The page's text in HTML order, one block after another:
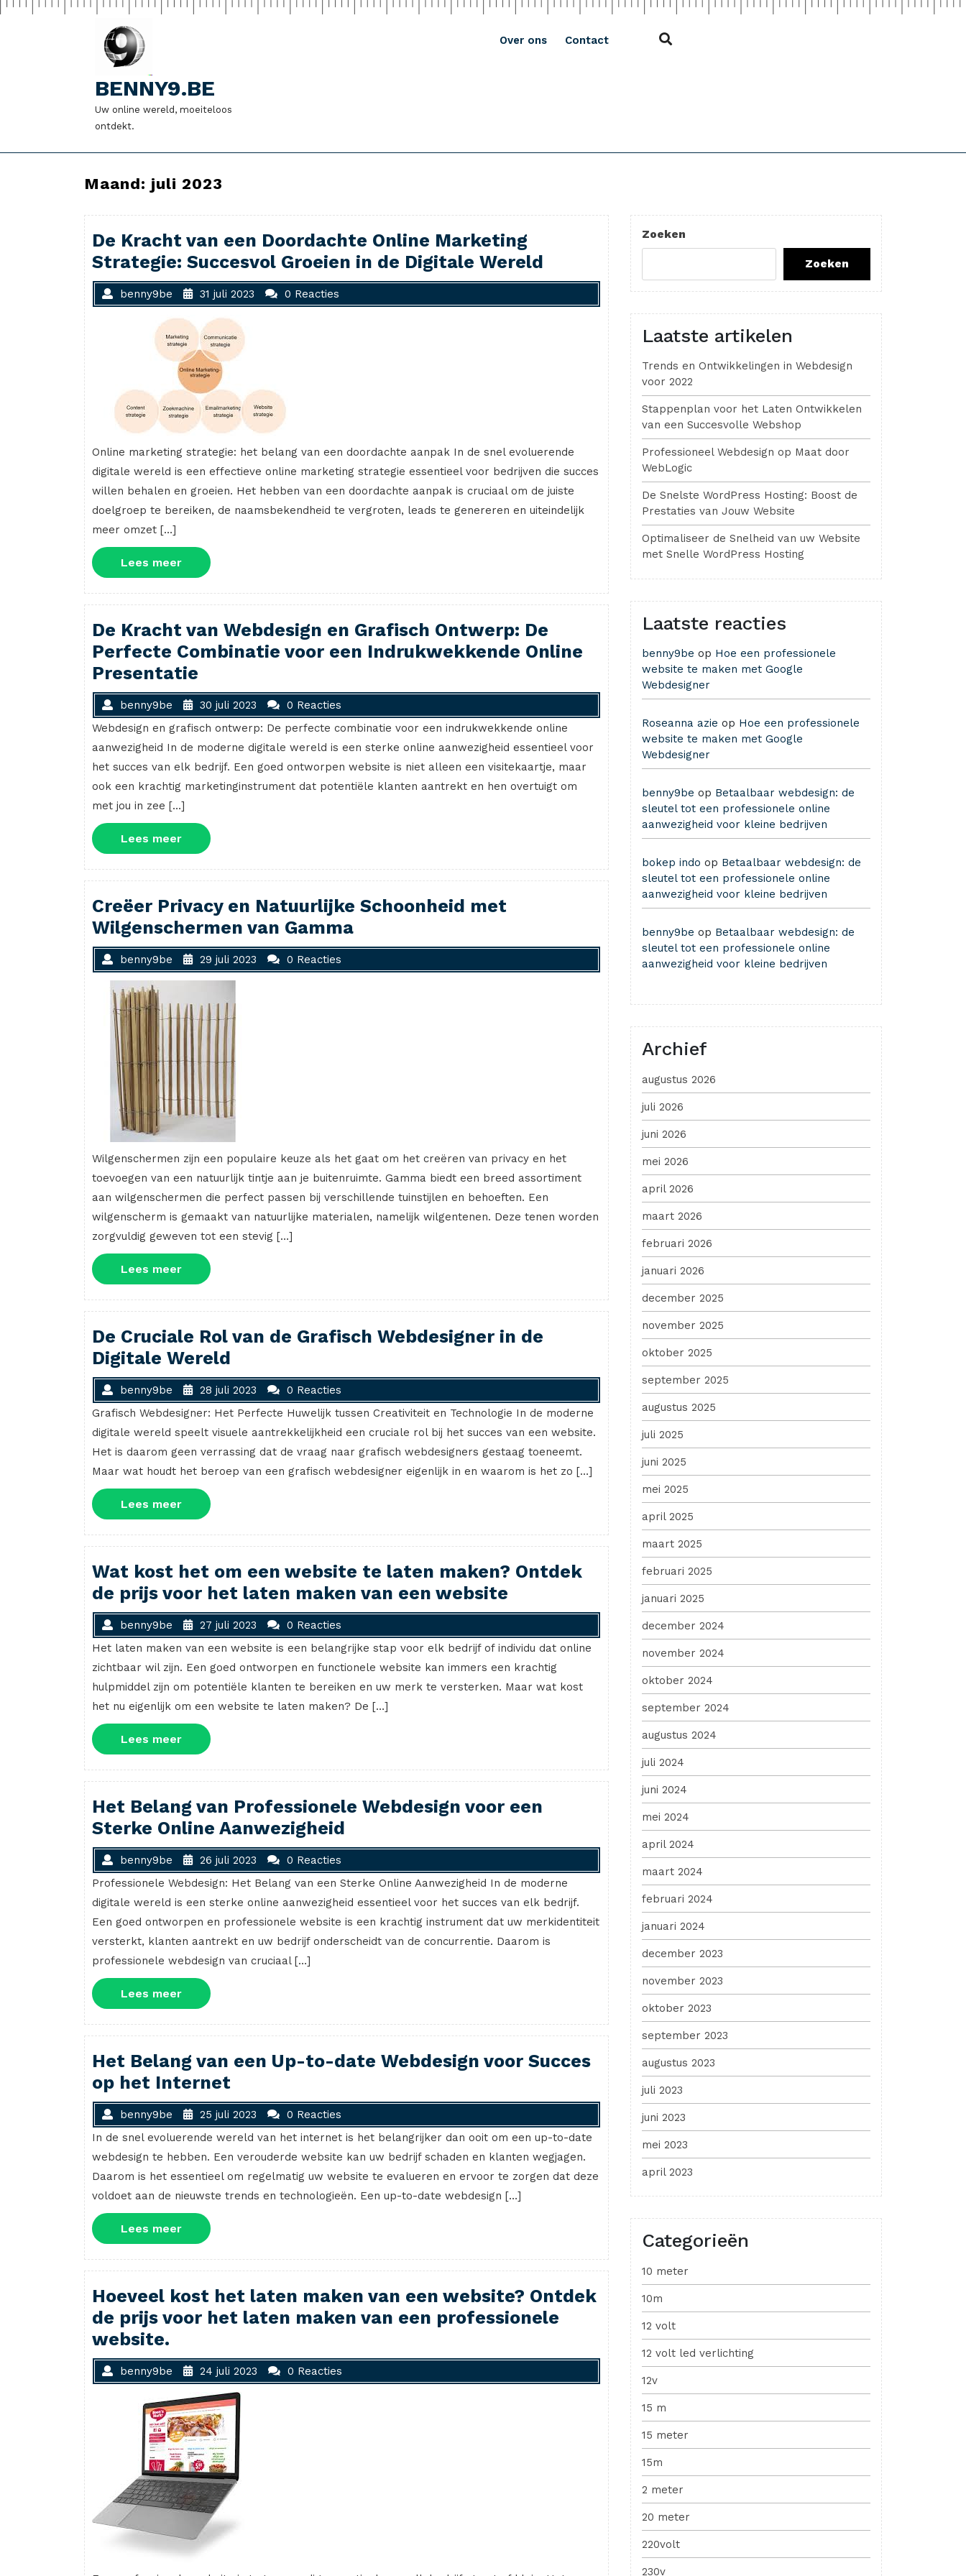
Naar
BENNY9.BE
Uw online wereld, moeiteloos
ontdekt.
Over ons Contact
Maand: juli 2023
De Kracht van een Doordachte Online Marketing
Strategie: Succesvol Groeien in de Digitale Wereld
benny9be 31 juli 2023 0 Reacties
Online marketing strategie: het belang van een doordachte aanpak In de snel evoluerende
digitale wereld is een effectieve online marketing strategie essentieel voor bedrijven die succes
willen behalen en groeien. Het hebben van een doordachte aanpak is cruciaal om de juiste
doelgroep te bereiken, de naamsbekendheid te vergroten, leads te genereren en uiteindelijk
meer omzet […]
Lees meerLees
meer
De Kracht van Webdesign en Grafisch Ontwerp: De
Perfecte Combinatie voor een Indrukwekkende Online
Presentatie
benny9be 30 juli 2023
0 Reacties
Webdesign en grafisch ontwerp: De perfecte combinatie voor een indrukwekkende online
aanwezigheid In de moderne digitale wereld is een sterke online aanwezigheid essentieel voor
het succes van elk bedrijf. Een goed ontworpen website is niet alleen een visitekaartje, maar
ook een krachtig marketinginstrument dat potentiële klanten aantrekt en hen overtuigt om
met jou in zee […]
Lees meerLees
meer
Creëer Privacy en Natuurlijke Schoonheid met
Wilgenschermen van Gamma
benny9be 29 juli 2023 0 Reacties
Wilgenschermen zijn een populaire keuze als het gaat om het creëren van privacy en het
toevoegen van een natuurlijk tintje aan je buitenruimte. Gamma biedt een breed assortiment
aan wilgenschermen die perfect passen bij verschillende tuinstijlen en behoeften. Een
wilgenscherm is gemaakt van natuurlijke materialen, namelijk wilgentenen. Deze tenen worden
zorgvuldig geweven tot een stevig […]
Lees meerLees
meer
De Cruciale Rol van de Grafisch Webdesigner in de
Digitale Wereld
benny9be 28 juli 2023
0 Reacties
Grafisch Webdesigner: Het Perfecte Huwelijk tussen Creativiteit en Technologie In de moderne
digitale wereld speelt visuele aantrekkelijkheid een cruciale rol bij het succes van een website.
Het is daarom geen verrassing dat de vraag naar grafisch webdesigners gestaag toeneemt.
Maar wat houdt het beroep van een grafisch webdesigner eigenlijk in en waarom is het zo […]
Lees meerLees
meer
Wat kost het om een website te laten maken? Ontdek
de prijs voor het laten maken van een website
benny9be 27 juli 2023
0 Reacties
Het laten maken van een website is een belangrijke stap voor elk bedrijf of individu dat online
zichtbaar wil zijn. Een goed ontworpen en functionele website kan immers een krachtig
hulpmiddel zijn om potentiële klanten te bereiken en uw merk te versterken. Maar wat kost
het nu eigenlijk om een website te laten maken? De […]
Lees meerLees
meer
Het Belang van Professionele Webdesign voor een
Sterke Online Aanwezigheid
benny9be 26 juli 2023
0 Reacties
Professionele Webdesign: Het Belang van een Sterke Online Aanwezigheid In de moderne
digitale wereld is een sterke online aanwezigheid essentieel voor het succes van elk bedrijf.
Een goed ontworpen en professionele website is een krachtig instrument dat uw merkidentiteit
versterkt, klanten aantrekt en uw bedrijf onderscheidt van de concurrentie. Daarom is
professionele webdesign van cruciaal […]
Lees meerLees
meer
Het Belang van een Up-to-date Webdesign voor Succes
op het Internet
benny9be 25 juli 2023
0 Reacties
In de snel evoluerende wereld van het internet is het belangrijker dan ooit om een ​​up-to-date
webdesign te hebben. Een verouderde website kan uw bedrijf schaden en klanten wegjagen.
Daarom is het essentieel om regelmatig uw website te evalueren en ervoor te zorgen dat deze
voldoet aan de nieuwste trends en technologieën. Een up-to-date webdesign […]
Lees meerLees
meer
Hoeveel kost het laten maken van een website? Ontdek
de prijs voor het laten maken van een professionele
website.
benny9be 24 juli 2023 0 Reacties
Zoeken
Zoeken
Laatste artikelen
Trends en Ontwikkelingen in Webdesign
voor 2022
Stappenplan voor het Laten Ontwikkelen
van een Succesvolle Webshop
Professioneel Webdesign op Maat door
WebLogic
De Snelste WordPress Hosting: Boost de
Prestaties van Jouw Website
Optimaliseer de Snelheid van uw Website
met Snelle WordPress Hosting
Laatste reacties
benny9be op Hoe een professionele
website te maken met Google
Webdesigner
Roseanna azie op Hoe een professionele
website te maken met Google
Webdesigner
benny9be op Betaalbaar webdesign: de
sleutel tot een professionele online
aanwezigheid voor kleine bedrijven
bokep indo op Betaalbaar webdesign: de
sleutel tot een professionele online
aanwezigheid voor kleine bedrijven
benny9be op Betaalbaar webdesign: de
sleutel tot een professionele online
aanwezigheid voor kleine bedrijven
Archief
augustus 2026
juli 2026
juni 2026
mei 2026
april 2026
maart 2026
februari 2026
januari 2026
december 2025
november 2025
oktober 2025
september 2025
augustus 2025
juli 2025
juni 2025
mei 2025
april 2025
maart 2025
februari 2025
januari 2025
december 2024
november 2024
oktober 2024
september 2024
augustus 2024
juli 2024
juni 2024
mei 2024
april 2024
maart 2024
februari 2024
januari 2024
december 2023
november 2023
oktober 2023
september 2023
augustus 2023
juli 2023
juni 2023
mei 2023
april 2023
Categorieën
10 meter
10m
12 volt
12 volt led verlichting
12v
15 m
15 meter
15m
2 meter
20 meter
220volt
230v